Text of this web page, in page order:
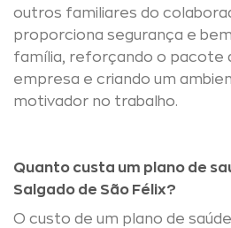
outros familiares do
proporciona segurança e
família, reforçando o pacote
empresa e criando um
motivador no trabalho.
Quanto custa um plano de
Salgado de São Félix?
O custo de um plano de